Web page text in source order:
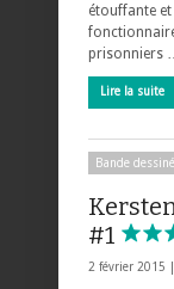
étouffante
prisonniers
Lire la suite
Bande
#1
2 février 2015 |